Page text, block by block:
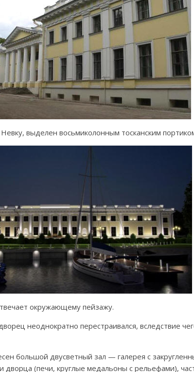
выделен восьмиколонным тосканским
окружающему пейзажу.
неоднократно перестраивался, вследствие
большой двусветный зал — галерея с
дворца (печи, круглые медальоны с рельефами),